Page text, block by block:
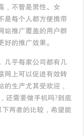
不管是男性、女
是每个人都方便携带
站推广覆盖的用户群
的推广效果。
乎每家公司都有几
网上可以促进有效转
生产尤其受欢迎，
还需要做手机吗?到底
两者的比较，希望能